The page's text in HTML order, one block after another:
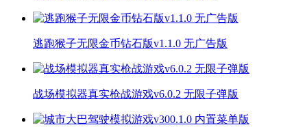
逃跑猴子无限金币钻石版v1.1.0 无广告版
战场模拟器真实枪战游戏v6.0.2 无限子弹版